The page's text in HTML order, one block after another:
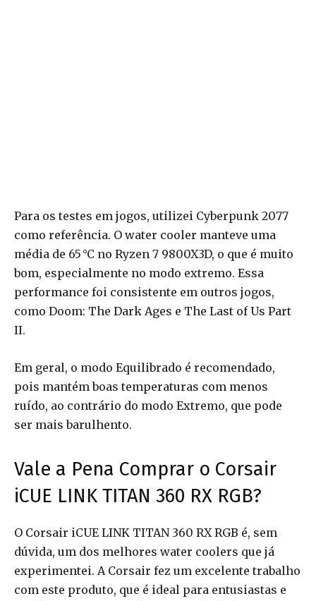
Para os testes em jogos, utilizei Cyberpunk 2077
como referência. O water cooler manteve uma
média de 65 °C no Ryzen 7 9800X3D, o que é muito
bom, especialmente no modo extremo. Essa
performance foi consistente em outros jogos,
como Doom: The Dark Ages e The Last of Us Part
II.
Em geral, o modo Equilibrado é recomendado,
pois mantém boas temperaturas com menos
ruído, ao contrário do modo Extremo, que pode
ser mais barulhento.
Vale a Pena Comprar o Corsair
iCUE LINK TITAN 360 RX RGB?
O Corsair iCUE LINK TITAN 360 RX RGB é, sem
dúvida, um dos melhores water coolers que já
experimentei. A Corsair fez um excelente trabalho
com este produto, que é ideal para entusiastas e